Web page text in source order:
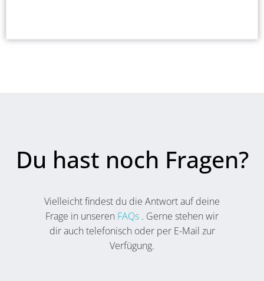
Du hast noch Fragen?
Vielleicht findest du die Antwort auf deine
Frage in unseren FAQs . Gerne stehen wir
dir auch telefonisch oder per E-Mail zur
Verfügung.